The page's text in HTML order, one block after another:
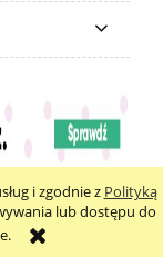
i zgodnie z Polityką
lub dostępu do